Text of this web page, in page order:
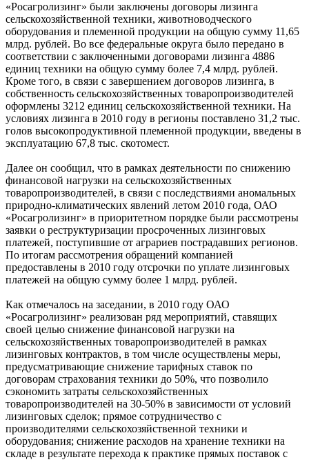
«Росагролизинг» были заключены договоры лизинга
сельскохозяйственной техники, животноводческого
оборудования и племенной продукции на общую сумму 11,65
млрд. рублей. Во все федеральные округа было передано в
соответствии с заключенными договорами лизинга 4886
единиц техники на общую сумму более 7,4 млрд. рублей.
Кроме того, в связи с завершением договоров лизинга, в
собственность сельскохозяйственных товаропроизводителей
оформлены 3212 единиц сельскохозяйственной техники. На
условиях лизинга в 2010 году в регионы поставлено 31,2 тыс.
голов высокопродуктивной племенной продукции, введены в
эксплуатацию 67,8 тыс. скотомест.
Далее он сообщил, что в рамках деятельности по снижению
финансовой нагрузки на сельскохозяйственных
товаропроизводителей, в связи с последствиями аномальных
природно-климатических явлений летом 2010 года, ОАО
«Росагролизинг» в приоритетном порядке были рассмотрены
заявки о реструктуризации просроченных лизинговых
платежей, поступившие от аграриев пострадавших регионов.
По итогам рассмотрения обращений компанией
предоставлены в 2010 году отсрочки по уплате лизинговых
платежей на общую сумму более 1 млрд. рублей.
Как отмечалось на заседании, в 2010 году ОАО
«Росагролизинг» реализован ряд мероприятий, ставящих
своей целью снижение финансовой нагрузки на
сельскохозяйственных товаропроизводителей в рамках
лизинговых контрактов, в том числе осуществлены меры,
предусматривающие снижение тарифных ставок по
договорам страхования техники до 50%, что позволило
сэкономить затраты сельскохозяйственных
товаропроизводителей на 30-50% в зависимости от условий
лизинговых сделок; прямое сотрудничество с
производителями сельскохозяйственной техники и
оборудования; снижение расходов на хранение техники на
складе в результате перехода к практике прямых поставок с